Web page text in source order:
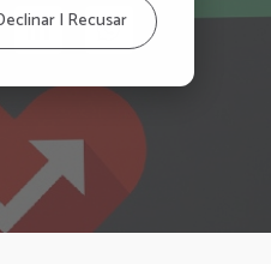
| Recusar